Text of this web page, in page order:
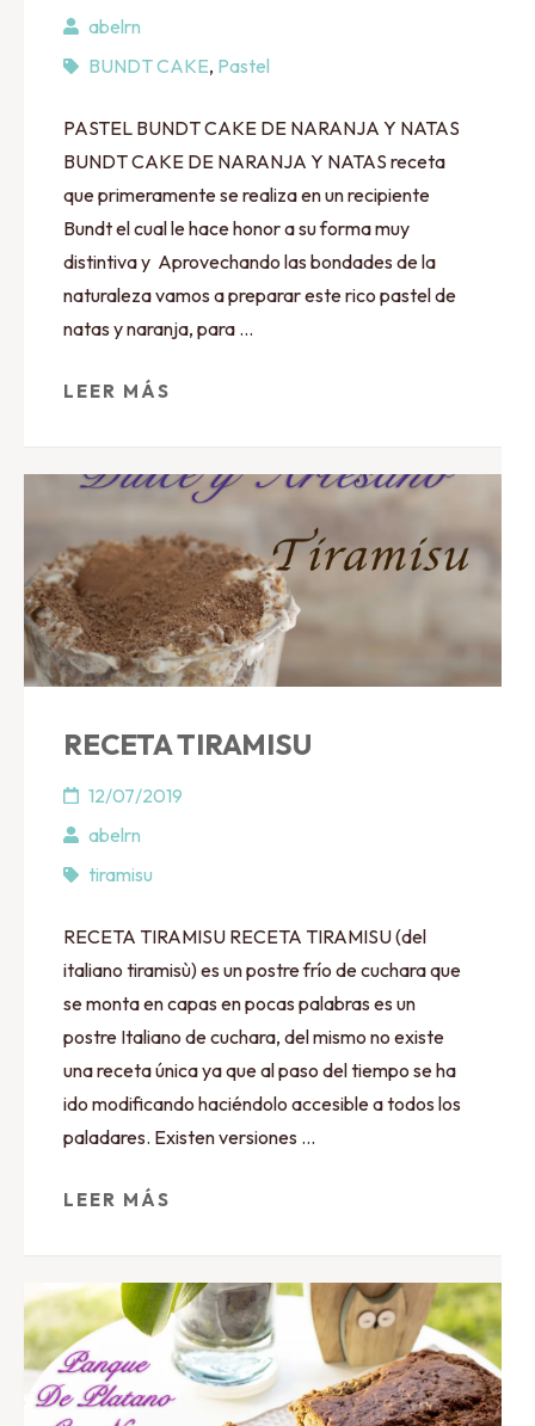
abelrn
BUNDT CAKE, Pastel
PASTEL BUNDT CAKE DE NARANJA Y NATAS
BUNDT CAKE DE NARANJA Y NATAS receta
que primeramente se realiza en un recipiente
Bundt el cual le hace honor a su forma muy
distintiva y Aprovechando las bondades de la
naturaleza vamos a preparar este rico pastel de
natas y naranja, para …
LEER MÁS
RECETA TIRAMISU
12/07/2019
abelrn
tiramisu
RECETA TIRAMISU RECETA TIRAMISU (del
italiano tiramisù) es un postre frío de cuchara que
se monta en capas en pocas palabras es un
postre Italiano de cuchara, del mismo no existe
una receta única ya que al paso del tiempo se ha
ido modificando haciéndolo accesible a todos los
paladares. Existen versiones …
LEER MÁS